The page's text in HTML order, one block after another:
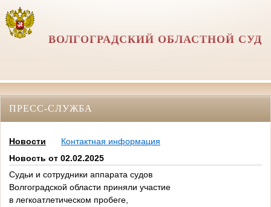
ВОЛГОГРАДСКИЙ ОБЛАСТНОЙ СУД
ПРЕСС-СЛУЖБА
Новости
Контактная информация
Новость от 02.02.2025
Судьи и сотрудники аппарата судов
Волгоградской области приняли участие
в легкоатлетическом пробеге,